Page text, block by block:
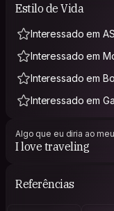
Estilo de Vida
Interessado em
Interessado em
Interessado em
Interessado em
Algo que eu diria ao
I love traveling
Referências